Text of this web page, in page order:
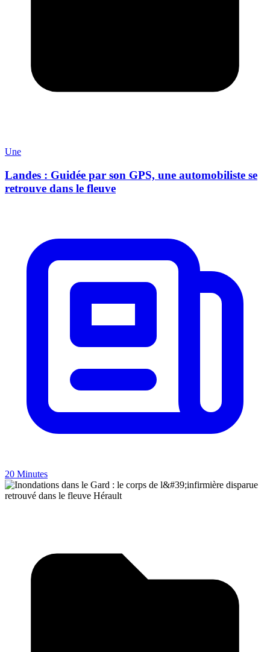
Une
Landes : Guidée par son GPS, une automobiliste se
retrouve dans le fleuve
20 Minutes